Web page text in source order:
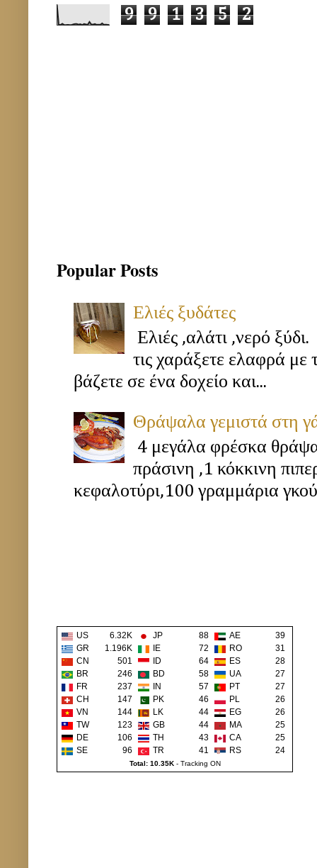
9 9 1 3 5 2
Popular Posts
Ελιές ξυδάτες
Ελιές ,αλάτι ,νερό
τις χαράξετε ελαφρά με
βάζετε σε ένα δοχείο και...
Θράψαλα γεμιστά στη
4 μεγάλα φρέσκα
πράσινη ,1 κόκκινη
κεφαλοτύρι,100 γραμμάρια
US 6.32K JP 88 AE
39
GR
1.196K IE 72 RO
31
CN
501 ID 64 ES
28
BR
246 BD 58 UA
27
FR
237 IN 57 PT
27
CH
147 PK 46 PL
26
VN
144 LK 44 EG
26
TW
123 GB 44 MA
25
DE
106 TH 43 CA
25
SE
96 TR 41 RS 24
Total: 10.35K- Tracking ON